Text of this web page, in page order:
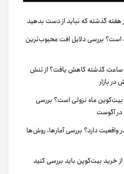
است؟ بررسی دلایل افت محبوب‌ترین
چرا قیمت رمزارزها در ۲۴ ساعت گذشته کاهش یافت؟ از تنش
در بازار
بیت‌کوین ماه نزولی است؟ بررسی
در آگوست
واقعیت دارد؟ بررسی آمارها، روش‌ها